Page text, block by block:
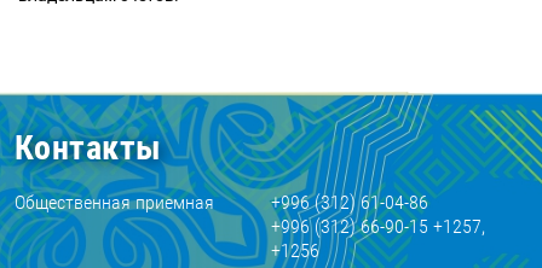
Контакты
Общественная приемная
+996 (312) 61-04-86
+996 (312) 66-90-15 +1257,
+1256